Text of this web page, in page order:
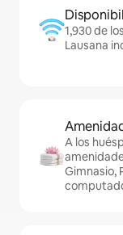
1,930 de
Lausana
A los
Gimnasio,